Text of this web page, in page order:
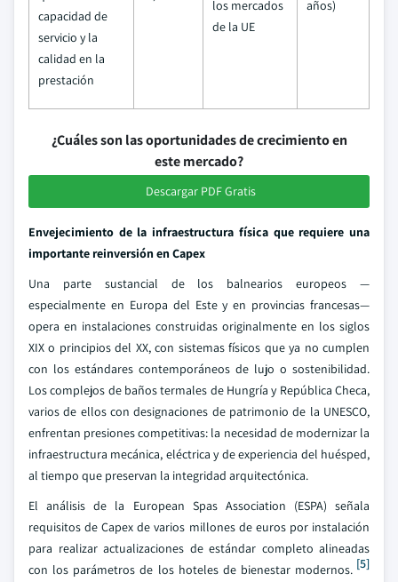
capacidad de
servicio y la
calidad en la
prestación
los mercados
de la UE
años)
¿Cuáles son las oportunidades de crecimiento en
este mercado?
Descargar PDF Gratis
Envejecimiento de la infraestructura física que requiere una
importante reinversión en Capex
Una parte sustancial de los balnearios europeos —
especialmente en Europa del Este y en provincias francesas—
opera en instalaciones construidas originalmente en los siglos
XIX o principios del XX, con sistemas físicos que ya no cumplen
con los estándares contemporáneos de lujo o sostenibilidad.
Los complejos de baños termales de Hungría y República Checa,
varios de ellos con designaciones de patrimonio de la UNESCO,
enfrentan presiones competitivas: la necesidad de modernizar la
infraestructura mecánica, eléctrica y de experiencia del huésped,
al tiempo que preservan la integridad arquitectónica.
El análisis de la European Spas Association (ESPA) señala
requisitos de Capex de varios millones de euros por instalación
para realizar actualizaciones de estándar completo alineadas
con los parámetros de los hoteles de bienestar modernos. [5]